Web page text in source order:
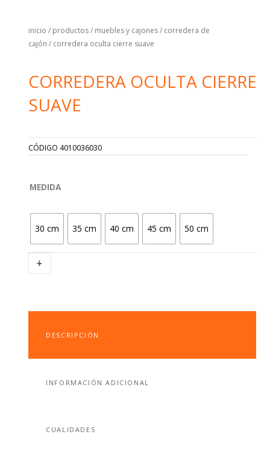
inicio / productos/ muebles y cajones/ corredera de
cajón / corredera oculta cierre suave
CORREDERA OCULTA CIERRE
SUAVE
CÓDIGO 4010036030
MEDIDA
30 cm 35 cm 40 cm 45 cm 50 cm
-
SUAVE
+
DESCRIPCIÓN
INFORMACIÓN ADICIONAL
CUALIDADES